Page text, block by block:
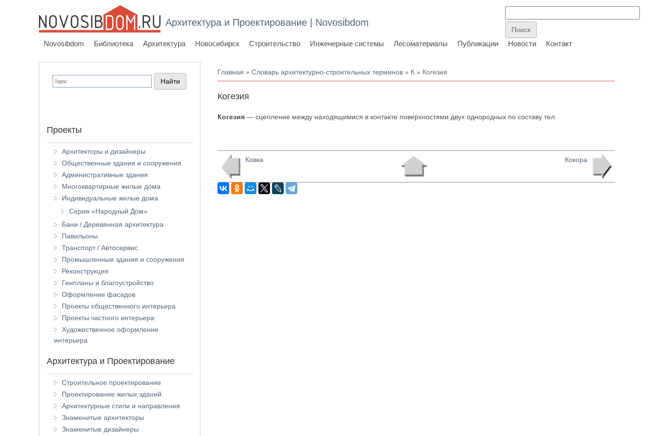
Архитектура и Проектирование | Novosibdom
Novosibdom Библиотека Архитектура Новосибирск Строительство Инженерные системы Лесоматериалы Публикации Новости Контакт
Вы здесь
Главная »Словарь архитектурно-строительных терминов » К » Когезия
Когезия
Когезия — сцепление между находящимися в контакте поверхностями двух однородных по составу тел.
Ковка Кокора
Проекты
Архитекторы и дизайнеры
Общественные здания и сооружения
Административные здания
Многоквартирные жилые дома
Индивидуальные жилые дома
Серия «Народный Дом»
Бани / Деревянная архитектура
Павильоны
Транспорт / Автосервис
Промышленные здания и сооружения
Реконструкция
Генпланы и благоустройство
Оформление фасадов
Проекты общественного интерьера
Проекты частного интерьера
Художественное оформление
интерьера
Архитектура и Проектирование
Строительное проектирование
Проектирование жилых зданий
Архитектурные стили и направления
Знаменитые архитекторы
Знаменитые дизайнеры